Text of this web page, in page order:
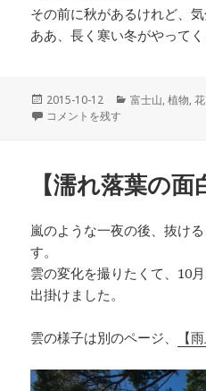
その前に秋があるけれど、気
ああ、長く寒い冬がやって
投
稿
2015-10-12
カ
富士山,植物,花
【富士山 初冠雪】 に
コメントを残す
【濡れ落葉の面
嵐のような一夜の後、抜け
す。
雲の変化を撮りたくて、10
出掛けました。
雲の様子は別のページ、 【